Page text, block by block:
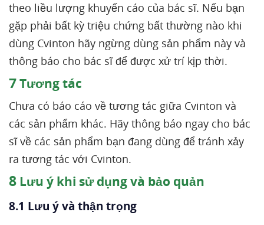
theo liều lượng khuyến cáo của bác sĩ. Nếu bạn
gặp phải bất kỳ triệu chứng bất thường nào khi
dùng Cvinton hãy ngừng dùng sản phẩm này và
thông báo cho bác sĩ để được xử trí kịp thời.
7Tương tác
Chưa có báo cáo về tương tác giữa Cvinton và
các sản phẩm khác. Hãy thông báo ngay cho bác
sĩ về các sản phẩm bạn đang dùng để tránh xảy
ra tương tác với Cvinton.
8 Lưu ý khi sử dụng và bảo quản
8.1 Lưu ý và thận trọng